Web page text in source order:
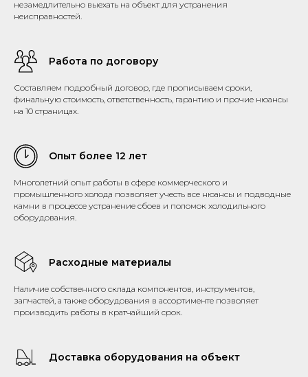
незамедлительно выехать на объект для устранения
неисправностей.
Работа по договору
Составляем подробный договор, где прописываем сроки,
финальную стоимость, ответственность, гарантию и прочие нюансы
на 10 страницах.
Опыт более 12 лет
Многолетний опыт работы в сфере коммерческого и
промышленного холода позволяет учесть все нюансы и подводные
камни в процессе устранение сбоев и поломок холодильного
оборудования.
Расходные материалы
Наличие собственного склада компонентов, инструментов,
запчастей, а также оборудования в ассортименте позволяет
производить работы в кратчайший срок.
Доставка оборудования на объект